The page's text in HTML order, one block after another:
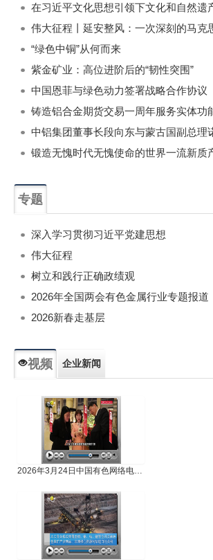
“绿色中铜”从何而来
紫金矿业：高位进阶后的“韧性突围”
中国恩菲与绿色动力签署战略合作协议
铸造铝合金期货交易一周年服务实体功
专题
深入学习贯彻习近平党建思想
伟大征程
树立和践行正确政绩观
2026年全国两会有色金属行业专题报道
2026新春走基层
视频 企业新闻
2026年3月24日中国有色网络电视新闻